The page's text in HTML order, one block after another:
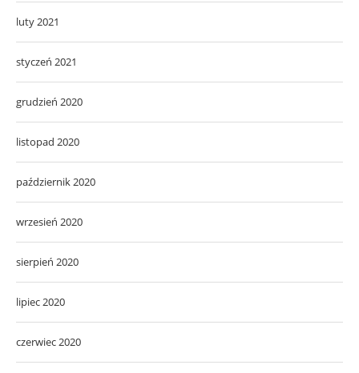
luty 2021
styczeń 2021
grudzień 2020
listopad 2020
październik 2020
wrzesień 2020
sierpień 2020
lipiec 2020
czerwiec 2020